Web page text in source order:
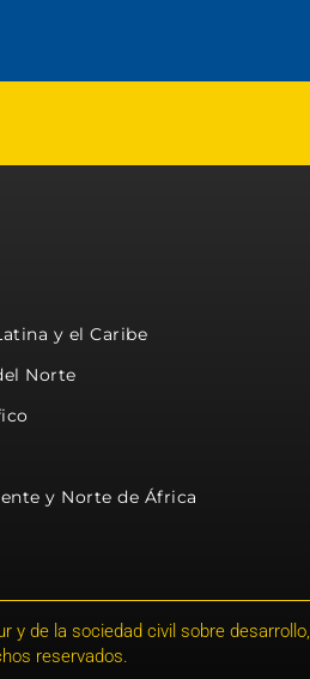
y el Caribe
Norte
y Norte de África
y de la sociedad civil sobre desarrollo,
reservados.